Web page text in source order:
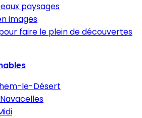
paysages
images
faire le plein de découvertes
le-Désert